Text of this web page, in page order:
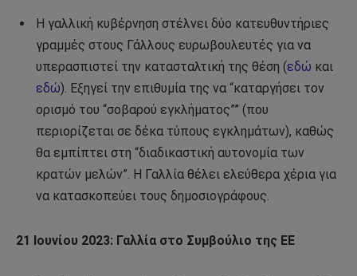
Η γαλλική κυβέρνηση στέλνει δύο κατευθυντήριες
γραμμές στους Γάλλους ευρωβουλευτές για να
υπερασπιστεί την κατασταλτική της θέση (εδώ και
εδώ). Εξηγεί την επιθυμία της να “καταργήσει τον
ορισμό του “σοβαρού εγκλήματος”” (που
περιορίζεται σε δέκα τύπους εγκλημάτων), καθώς
θα εμπίπτει στη “διαδικαστική αυτονομία των
κρατών μελών”. Η Γαλλία θέλει ελεύθερα χέρια για
να κατασκοπεύει τους δημοσιογράφους.
21 Ιουνίου 2023: Γαλλία στο Συμβούλιο της ΕΕ